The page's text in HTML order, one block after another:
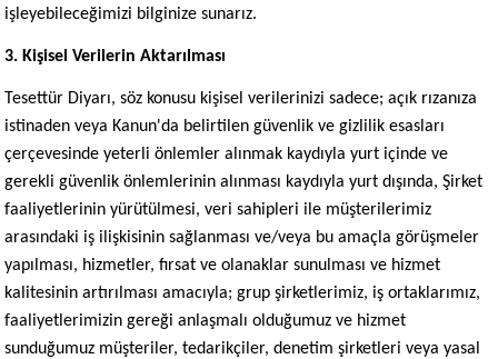
işleyebileceğimizi bilginize sunarız.
3. Kişisel Verilerin Aktarılması
Tesettür Diyarı, söz konusu kişisel verilerinizi sadece; açık rızanıza
istinaden veya Kanun'da belirtilen güvenlik ve gizlilik esasları
çerçevesinde yeterli önlemler alınmak kaydıyla yurt içinde ve
gerekli güvenlik önlemlerinin alınması kaydıyla yurt dışında, Şirket
faaliyetlerinin yürütülmesi, veri sahipleri ile müşterilerimiz
arasındaki iş ilişkisinin sağlanması ve/veya bu amaçla görüşmeler
yapılması, hizmetler, fırsat ve olanaklar sunulması ve hizmet
kalitesinin artırılması amacıyla; grup şirketlerimiz, iş ortaklarımız,
faaliyetlerimizin gereği anlaşmalı olduğumuz ve hizmet
sunduğumuz müşteriler, tedarikçiler, denetim şirketleri veya yasal